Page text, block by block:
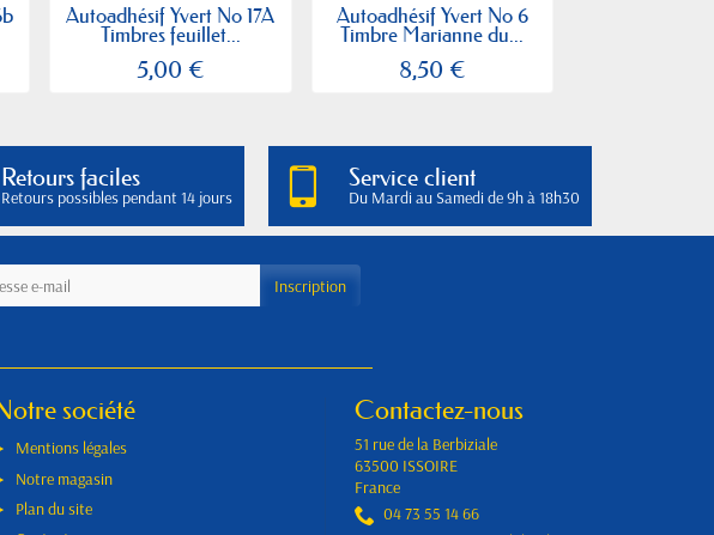
Autoadhésif Yvert No 17A
Timbres feuillet...
5,00 €
Autoadhésif Yvert No 6
Timbre Marianne du...
8,50 €
Retours faciles
Retours possibles pendant 14 jours
Service client
Du Mardi au Samedi de 9h à 18h30
société
Mentions légales
Notre magasin
Plan du site
Contactez-nous
51 rue de la Berbiziale
63500 ISSOIRE
France
04 73 55 14 66